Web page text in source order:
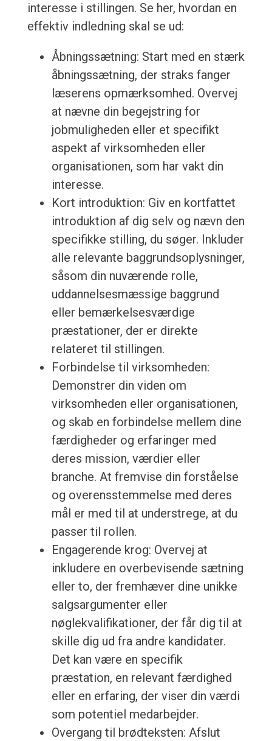
interesse i stillingen. Se her, hvordan en
effektiv indledning skal se ud:
Åbningssætning: Start med en stærk
åbningssætning, der straks fanger
læserens opmærksomhed. Overvej
at nævne din begejstring for
jobmuligheden eller et specifikt
aspekt af virksomheden eller
organisationen, som har vakt din
interesse.
Kort introduktion: Giv en kortfattet
introduktion af dig selv og nævn den
specifikke stilling, du søger. Inkluder
alle relevante baggrundsoplysninger,
såsom din nuværende rolle,
uddannelsesmæssige baggrund
eller bemærkelsesværdige
præstationer, der er direkte
relateret til stillingen.
Forbindelse til virksomheden:
Demonstrer din viden om
virksomheden eller organisationen,
og skab en forbindelse mellem dine
færdigheder og erfaringer med
deres mission, værdier eller
branche. At fremvise din forståelse
og overensstemmelse med deres
mål er med til at understrege, at du
passer til rollen.
Engagerende krog: Overvej at
inkludere en overbevisende sætning
eller to, der fremhæver dine unikke
salgsargumenter eller
nøglekvalifikationer, der får dig til at
skille dig ud fra andre kandidater.
Det kan være en specifik
præstation, en relevant færdighed
eller en erfaring, der viser din værdi
som potentiel medarbejder.
Overgang til brødteksten: Afslut